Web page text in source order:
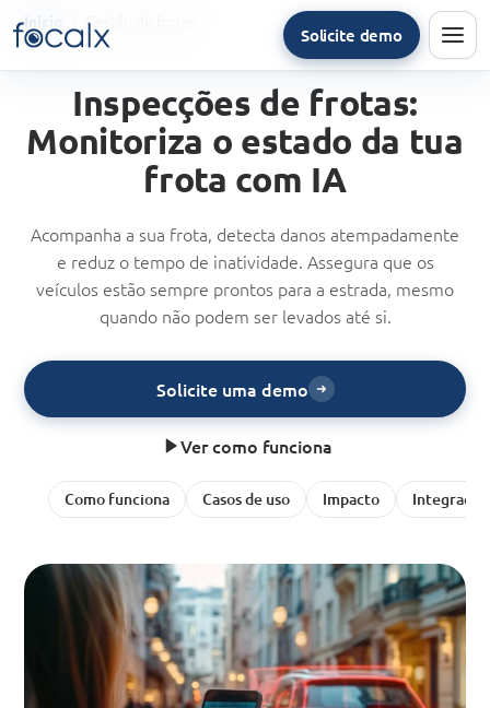
Solicite demo
Início Gestão de frotas
Inspecções de frotas:
Monitoriza o estado da tua
frota com IA
Acompanha a sua frota, detecta danos atempadamente
e reduz o tempo de inatividade. Assegura que os
veículos estão sempre prontos para a estrada, mesmo
quando não podem ser levados até si.
Solicite uma demo
Ver como funciona
Como funciona Casos de uso Impacto